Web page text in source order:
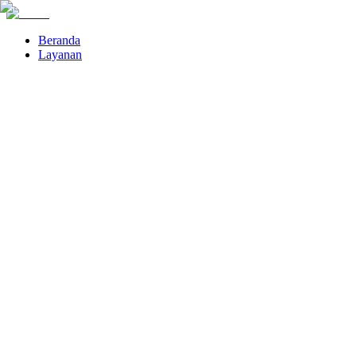
Beranda
Layanan